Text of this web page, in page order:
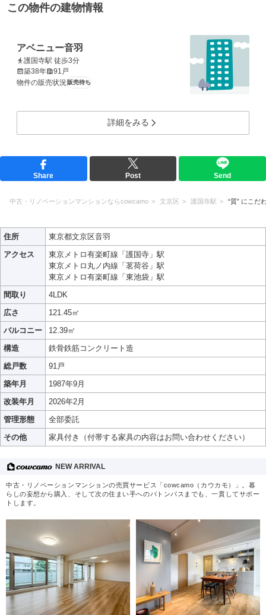
この物件の建物情報
アベニュー音羽
護国寺駅 徒歩3分
築38年
91戸
物件の販売状況販売待ち
詳細をみる
Share Post Send
中古・リノベーションマンションならcowcamo 文京区 護国寺駅 “質” にこだ
住所
東京都文京区音羽
アクセス
東京メトロ有楽町線「護国寺」駅
東京メトロ丸ノ内線「茗荷谷」駅
東京メトロ有楽町線「東池袋」駅
間取り
4LDK
広さ
121.45㎡
バルコニー
12.39㎡
構造
鉄骨鉄筋コンクリート造
総戸数
91戸
築年月
1987年9月
改装年月
2026年2月
管理形態
全部委託
その他
家具付き（付帯する家具の内容はお問い合わせください）
NEW ARRIVAL
中古・リノベーションマンションの売買サービス「cowcamo（カウカモ）」。暮
らしの妄想から購入、そして次の住まい手へのバトンパスまでも、一貫してサポー
トします。